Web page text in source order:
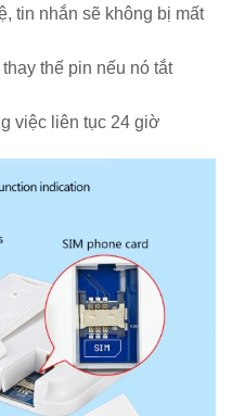
tin nhắn sẽ không bị mất
thế pin nếu nó tắt
việc liên tục 24 giờ